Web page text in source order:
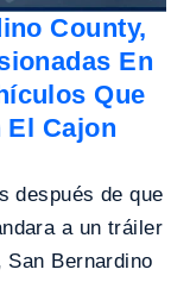
County,
En
Que
El Cajon
después de que
a un tráiler
Bernardino